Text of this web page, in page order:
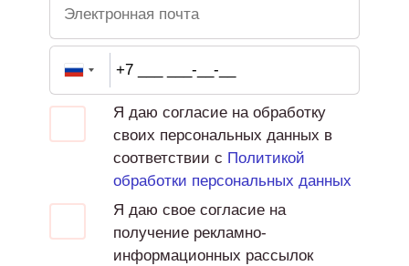
Я даю согласие на обработку
своих персональных данных в
соответствии с Политикой
обработки персональных данных
Я даю свое согласие на
получение рекламно-
информационных рассылок